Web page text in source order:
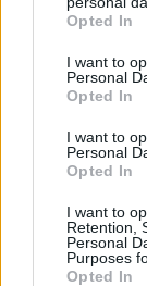
grant or deny
use your data
consent section.
Opted In
I want to
Personal
Opted In
I want to
Personal
Opted In
I want to
Retention,
Personal
Purposes
Opted In